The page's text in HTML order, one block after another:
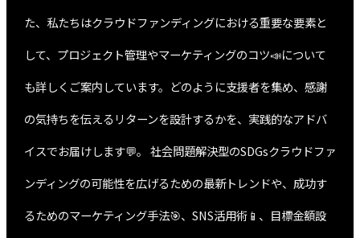
た、私たちはクラウドファンディングにおける重要な要素と
して、プロジェクト管理やマーケティングのコツ📣について
も詳しくご案内しています。どのように支援者を集め、感謝
の気持ちを伝えるリターンを設計するかを、実践的なアドバ
イスでお届けします💬。 社会問題解決型のSDGsクラウドファ
ンディングの可能性を広げるための最新トレンドや、成功す
るためのマーケティング手法🎯、SNS活用術📱、目標金額設